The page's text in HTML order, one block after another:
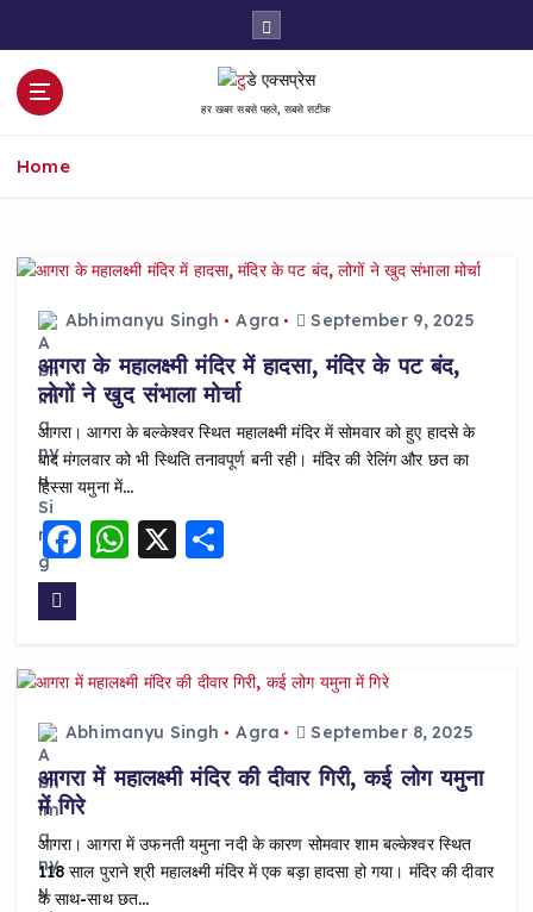
हर खबर सबसे पहले, सबसे सटीक
Home
Abhimanyu Singh Agra September 9, 2025
आगरा के महालक्ष्मी मंदिर में हादसा, मंदिर के पट बंद,
लोगों ने खुद संभाला मोर्चा
आगरा। आगरा के बल्केश्वर स्थित महालक्ष्मी मंदिर में सोमवार को हुए हादसे के
बाद मंगलवार को भी स्थिति तनावपूर्ण बनी रही। मंदिर की रेलिंग और छत का
हिस्सा यमुना में…
F
b
o
o
k
W
A
p
p
X S
Abhimanyu Singh Agra September 8, 2025
आगरा में महालक्ष्मी मंदिर की दीवार गिरी, कई लोग यमुना
में गिरे
आगरा। आगरा में उफनती यमुना नदी के कारण सोमवार शाम बल्केश्वर स्थित
118 साल पुराने श्री महालक्ष्मी मंदिर में एक बड़ा हादसा हो गया। मंदिर की दीवार
के साथ-साथ छत…